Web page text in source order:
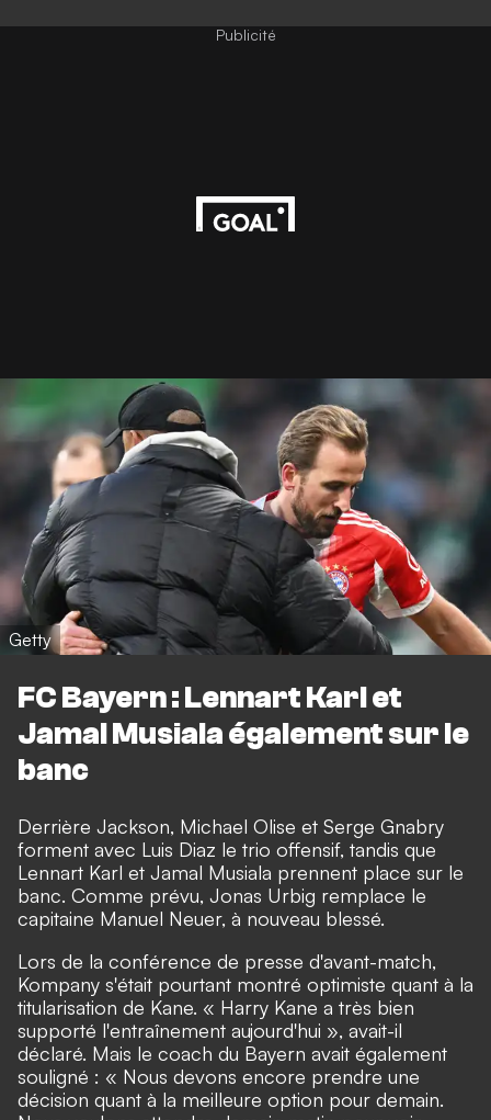
Publicité
Getty
FC Bayern : Lennart Karl et
Jamal Musiala également sur le
banc
Derrière Jackson, Michael Olise et Serge Gnabry
forment avec Luis Diaz le trio offensif, tandis que
Lennart Karl et Jamal Musiala prennent place sur le
banc. Comme prévu, Jonas Urbig remplace le
capitaine Manuel Neuer, à nouveau blessé.
Lors de la conférence de presse d'avant-match,
Kompany s'était pourtant montré optimiste quant à la
titularisation de Kane. « Harry Kane a très bien
supporté l'entraînement aujourd'hui », avait-il
déclaré. Mais le coach du Bayern avait également
souligné : « Nous devons encore prendre une
décision quant à la meilleure option pour demain.